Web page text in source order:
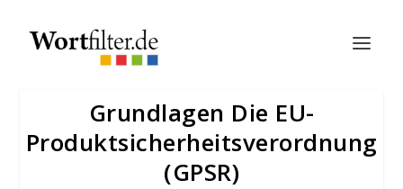
Grundlagen Die EU-
Produktsicherheitsverordnung
(GPSR)